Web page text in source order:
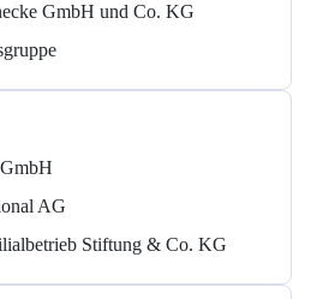
GmbH und Co. KG
AG
Stiftung & Co. KG